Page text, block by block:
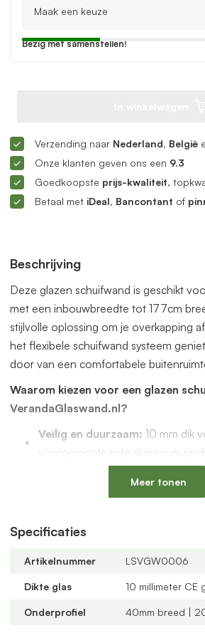
Beschrijving
Deze glazen schuifwand is geschikt
met een inbouwbreedte tot 177cm
stijlvolle oplossing om je overkapping
het flexibele schuifwand systeem
door van een comfortabele
Waarom kiezen voor een glazen
VerandaGlaswand.nl?
Veilig en duurzaam: 10 mm dik
voorgemonteerde aluminium
met een
geïntegreerde waterafvoer en
Verstelbare kunststof wielen
Altijd passend bij jouw veranda
verschillende maten, glastypes
U-profielen met tochtborstels
Meer tonen
Specificaties
Artikelnummer LSVGW0006
Dikte glas 10 millimeter CE
Onderprofiel 40mm breed |
Bezig met samenstellen!
Verzending naar Nederland, België
Onze klanten geven ons een 9.3
Goedkoopste prijs-kwaliteit,
Betaal met iDeal, Bancontant of